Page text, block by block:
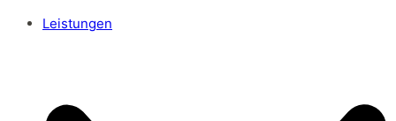
Leistungen